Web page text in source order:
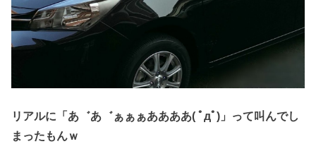
リアルに「あ゛あ゛ぁぁぁああああ( ﾟдﾟ)」 って叫んでし
まったもんｗ